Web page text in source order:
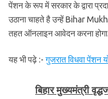
पेंशन के रूप में सरकार के द्वारा
उठाना चाहते है उन्हें Bihar
तहत ऑनलाइन आवेदन करना होगा.
यह भी पढ़े :- गुजरात विधवा
बिहार मुख्यमंत्री